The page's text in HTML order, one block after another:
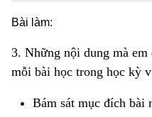
Bài làm:
3. Những nội dung mà
mỗi bài học trong học kỳ
Bám sát mục đích bài